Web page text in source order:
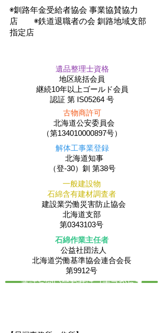
◉釧路年金受給者協会 事業協賛協力
店 ◉鉄道退職者の会 釧路地域支部
指定店
遺品整理士資格
地区統括会員
​継続10年以上ゴールド会員
認証 第 IS05264 号
古物商許可
北海道公安委員会
（第134010000897号）
解体工事業登録
北海道知事
（登-30）釧 第38号
一般建設物
石綿含有建材調査者
建設業労働災害防止協会
北海道支部
第0343103号
石綿作業主任者
公益社団法人
​北海道労働基準協会連合会長
第9912号
電話お問い合わせはコチラから☚